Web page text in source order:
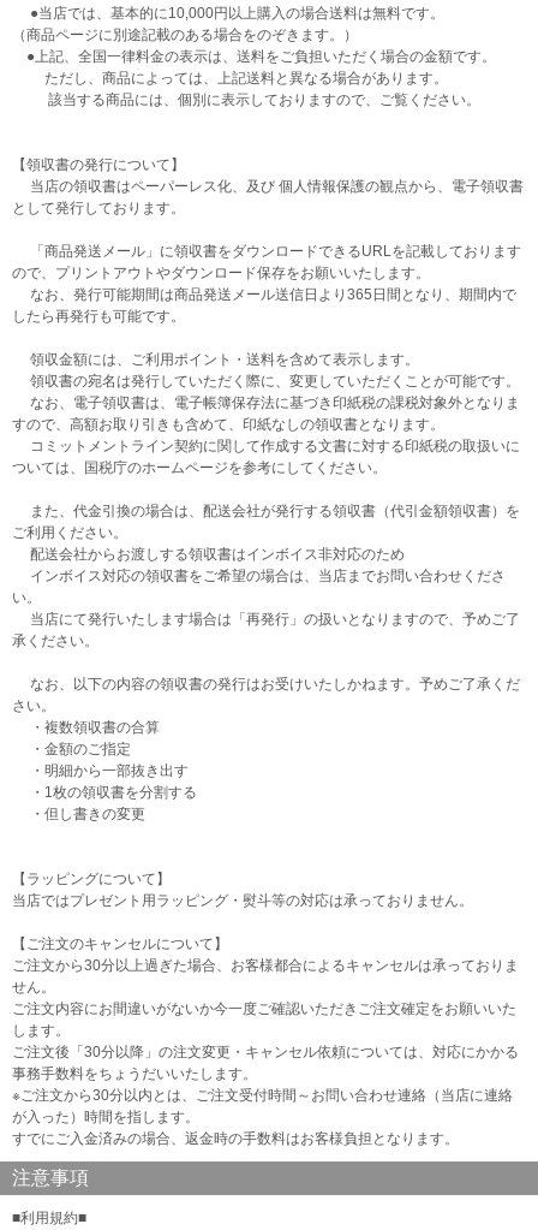
●当店では、基本的に10,000円以上購入の場合送料は無料です。
（商品ページに別途記載のある場合をのぞきます。）
●上記、全国一律料金の表示は、送料をご負担いただく場合の金額です。
ただし、商品によっては、上記送料と異なる場合があります。
該当する商品には、個別に表示しておりますので、ご覧ください。
【領収書の発行について】
当店の領収書はペーパーレス化、及び 個人情報保護の観点から、電子領収書
として発行しております。
「商品発送メール」に領収書をダウンロードできるURLを記載しております
ので、プリントアウトやダウンロード保存をお願いいたします。
なお、発行可能期間は商品発送メール送信日より365日間となり、期間内で
したら再発行も可能です。
領収金額には、ご利用ポイント・送料を含めて表示します。
領収書の宛名は発行していただく際に、変更していただくことが可能です。
なお、電子領収書は、電子帳簿保存法に基づき印紙税の課税対象外となりま
すので、高額お取り引きも含めて、印紙なしの領収書となります。
コミットメントライン契約に関して作成する文書に対する印紙税の取扱いに
ついては、国税庁のホームページを参考にしてください。
また、代金引換の場合は、配送会社が発行する領収書（代引金額領収書）を
ご利用ください。
配送会社からお渡しする領収書はインボイス非対応のため
インボイス対応の領収書をご希望の場合は、当店までお問い合わせくださ
い。
当店にて発行いたします場合は「再発行」の扱いとなりますので、予めご了
承ください。
なお、以下の内容の領収書の発行はお受けいたしかねます。予めご了承くだ
さい。
・複数領収書の合算
・金額のご指定
・明細から一部抜き出す
・1枚の領収書を分割する
・但し書きの変更
【ラッピングについて】
当店ではプレゼント用ラッピング・熨斗等の対応は承っておりません。
【ご注文のキャンセルについて】
ご注文から30分以上過ぎた場合、お客様都合によるキャンセルは承っておりま
せん。
ご注文内容にお間違いがないか今一度ご確認いただきご注文確定をお願いいた
します。
ご注文後「30分以降」の注文変更・キャンセル依頼については、対応にかかる
事務手数料をちょうだいいたします。
※ご注文から30分以内とは、ご注文受付時間～お問い合わせ連絡（当店に連絡
が入った）時間を指します。
すでにご入金済みの場合、返金時の手数料はお客様負担となります。
注意事項
■利用規約■